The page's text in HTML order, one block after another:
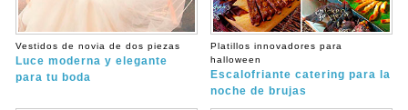
Vestidos de novia de dos piezas
Luce moderna y elegante
para tu boda
Platillos innovadores para
halloween
Escalofriante catering para la
noche de brujas